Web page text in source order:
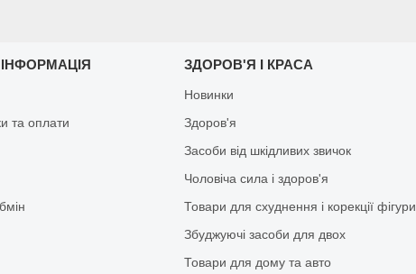
та оплати
ЗДОРОВ'Я І КРАСА
Новинки
Здоров'я
Засоби від шкідливих звичок
Чоловіча сила і здоров'я
Товари для схуднення і корекції фігури
Збуджуючі засоби для двох
Товари для дому та авто